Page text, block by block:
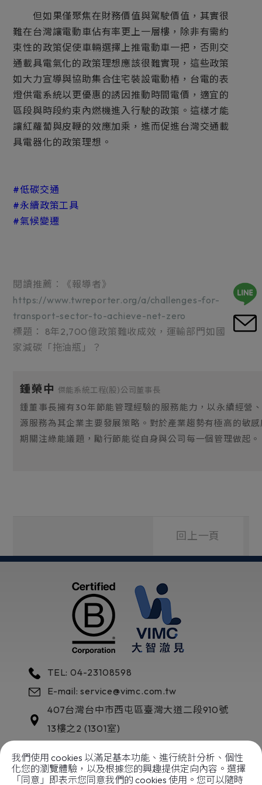
但如果僅聚焦在財務價值與駕駛價值，其實很
難在台灣讓電動車佔有率更上一層樓，除非有需約
束性的政策促使車輛選擇上推電動車一把，否則交
通載具電氣化的政策理想應該很難實現，這些政策
如大力宣導與協助集合住宅裝設電動樁，台電的表
燈供電系統以更優惠的誘因推動時間電價，適宜的
區段與時段約束內燃機進入行駛的政策。這樣才能
讓紅蘿蔔與皮鞭的效應加乘，進而促進台灣交通載
具電器化的政策理想。
#低碳交通
#永續政策工具
#氣候變遷
閱讀推薦︰《報導者》
https://www.twreporter.org/a/challenges-for-
transport-sector-to-achieve-net-zero
標題： 8年2,700億政策難收成效，運輸部門如國
家減碳「拖油瓶」？
鍾榮中 傑能系統工程(股)公司董事長
鍾董事長擁有30年節能管理經驗的服務能力，以永續經營
源服務為其企業主要發展策略。對於產業趨勢有極高的敏
期關注綠能議題，勵行節能從自身與公司每一個管理做起。
回上一頁
TEL: 04-23108598
E-mail: service@vimc.com.tw
407台灣台中市西屯區臺灣大道二段910號
13樓之2 (1301室)
我們使用 cookies 以滿足基本功能、進行統計分析、個性
化您的瀏覽體驗，以及根據您的興趣提供定向內容。選擇
「同意」即表示您同意我們的 cookies 使用。您可以隨時